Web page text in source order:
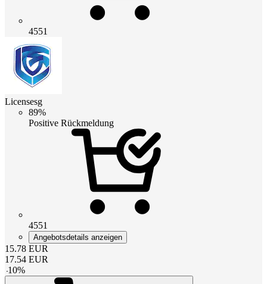
4551
Licensesg
89%
Positive Rückmeldung
4551
Angebotsdetails anzeigen
15.78 EUR
17.54 EUR
-10%